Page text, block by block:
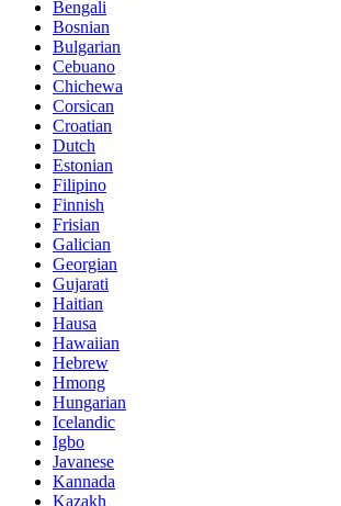
Bengali
Bosnian
Bulgarian
Cebuano
Chichewa
Corsican
Croatian
Dutch
Estonian
Filipino
Finnish
Frisian
Galician
Georgian
Gujarati
Haitian
Hausa
Hawaiian
Hebrew
Hmong
Hungarian
Icelandic
Igbo
Javanese
Kannada
Kazakh